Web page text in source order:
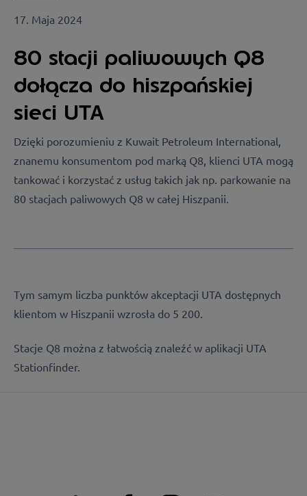
17. Maja 2024
80 stacji paliwowych Q8
dołącza do hiszpańskiej
sieci UTA
Dzięki porozumieniu z Kuwait Petroleum International,
znanemu konsumentom pod marką Q8, klienci UTA mogą
tankować i korzystać z usług takich jak np. parkowanie na
80 stacjach paliwowych Q8 w całej Hiszpanii.
Tym samym liczba punktów akceptacji UTA dostępnych
klientom w Hiszpanii wzrosła do 5 200.
Stacje Q8 można z łatwością znaleźć w aplikacji UTA
Stationfinder.